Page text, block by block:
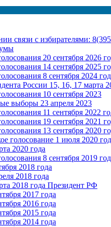
связи с избирателями:
20 сентября 2026
14 сентября 2025
8 сентября 2024
России 15, 16, 17 марта
10 сентября 2023
выборы 23 апреля 2023
11 сентября 2022
19 сентября 2021
13 сентября 2020
голосование 1 июля 2020
2020 года
8 сентября 2019
2018 года
2018 года
2018 года Президент РФ
2017 года
2016 года
2015 года
2014 года